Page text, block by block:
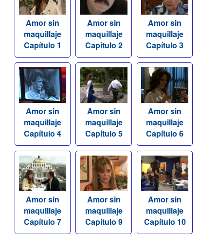
Amor sin
maquillaje
Capítulo 1
Amor sin
maquillaje
Capítulo 2
Amor sin
maquillaje
Capítulo 3
Amor sin
maquillaje
Capítulo 4
Amor sin
maquillaje
Capítulo 5
Amor sin
maquillaje
Capítulo 6
Amor sin
maquillaje
Capítulo 7
Amor sin
maquillaje
Capítulo 9
Amor sin
maquillaje
Capítulo 10